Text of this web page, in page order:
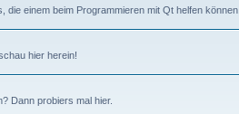
einem beim Programmieren mit Qt helfen können.
hier herein!
Dann probiers mal hier.